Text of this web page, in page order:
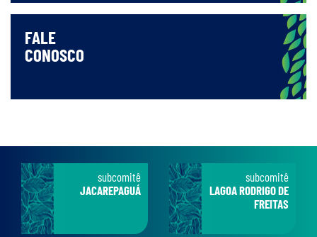
FALE
CONOSCO
subcomitê
JACAREPAGUÁ
subcomitê
LAGOA RODRIGO DE
FREITAS